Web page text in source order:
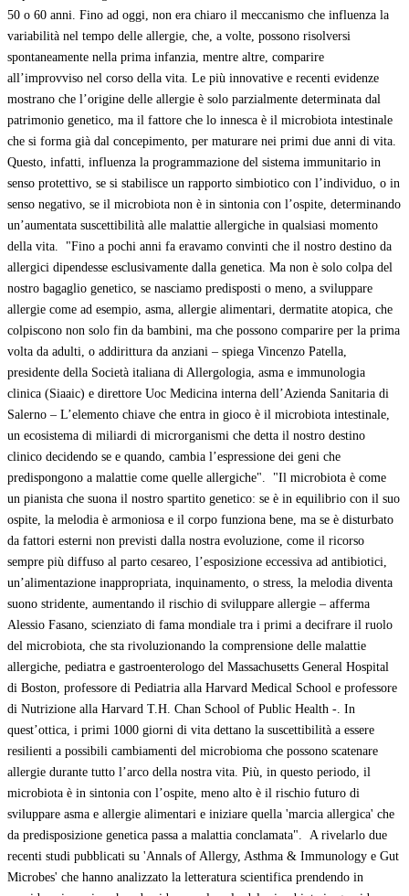
50 o 60 anni. Fino ad oggi, non era chiaro il meccanismo che influenza la
variabilità nel tempo delle allergie, che, a volte, possono risolversi
spontaneamente nella prima infanzia, mentre altre, comparire
all’improvviso nel corso della vita. Le più innovative e recenti evidenze
mostrano che l’origine delle allergie è solo parzialmente determinata dal
patrimonio genetico, ma il fattore che lo innesca è il microbiota intestinale
che si forma già dal concepimento, per maturare nei primi due anni di vita.
Questo, infatti, influenza la programmazione del sistema immunitario in
senso protettivo, se si stabilisce un rapporto simbiotico con l’individuo, o in
senso negativo, se il microbiota non è in sintonia con l’ospite, determinando
un’aumentata suscettibilità alle malattie allergiche in qualsiasi momento
della vita. "Fino a pochi anni fa eravamo convinti che il nostro destino da
allergici dipendesse esclusivamente dalla genetica. Ma non è solo colpa del
nostro bagaglio genetico, se nasciamo predisposti o meno, a sviluppare
allergie come ad esempio, asma, allergie alimentari, dermatite atopica, che
colpiscono non solo fin da bambini, ma che possono comparire per la prima
volta da adulti, o addirittura da anziani – spiega Vincenzo Patella,
presidente della Società italiana di Allergologia, asma e immunologia
clinica (Siaaic) e direttore Uoc Medicina interna dell’Azienda Sanitaria di
Salerno – L’elemento chiave che entra in gioco è il microbiota intestinale,
un ecosistema di miliardi di microrganismi che detta il nostro destino
clinico decidendo se e quando, cambia l’espressione dei geni che
predispongono a malattie come quelle allergiche". "Il microbiota è come
un pianista che suona il nostro spartito genetico: se è in equilibrio con il suo
ospite, la melodia è armoniosa e il corpo funziona bene, ma se è disturbato
da fattori esterni non previsti dalla nostra evoluzione, come il ricorso
sempre più diffuso al parto cesareo, l’esposizione eccessiva ad antibiotici,
un’alimentazione inappropriata, inquinamento, o stress, la melodia diventa
suono stridente, aumentando il rischio di sviluppare allergie – afferma
Alessio Fasano, scienziato di fama mondiale tra i primi a decifrare il ruolo
del microbiota, che sta rivoluzionando la comprensione delle malattie
allergiche, pediatra e gastroenterologo del Massachusetts General Hospital
di Boston, professore di Pediatria alla Harvard Medical School e professore
di Nutrizione alla Harvard T.H. Chan School of Public Health -. In
quest’ottica, i primi 1000 giorni di vita dettano la suscettibilità a essere
resilienti a possibili cambiamenti del microbioma che possono scatenare
allergie durante tutto l’arco della nostra vita. Più, in questo periodo, il
microbiota è in sintonia con l’ospite, meno alto è il rischio futuro di
sviluppare asma e allergie alimentari e iniziare quella 'marcia allergica' che
da predisposizione genetica passa a malattia conclamata". A rivelarlo due
recenti studi pubblicati su 'Annals of Allergy, Asthma & Immunology e Gut
Microbes' che hanno analizzato la letteratura scientifica prendendo in